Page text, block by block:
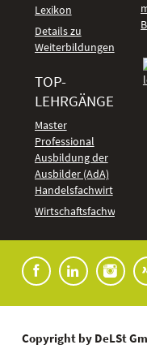
Lexikon
Details zu
Weiterbildungen
TOP-
LEHRGÄNGE
Master
Professional
Ausbildung der
Ausbilder (AdA)
Handelsfachwirt
Wirtschaftsfachwirt
Copyright by DeLSt